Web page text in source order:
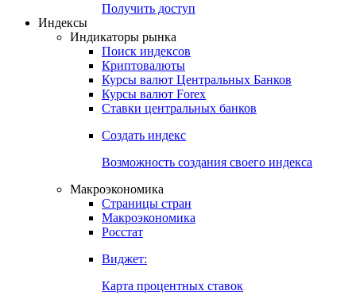
Получить доступ
Индексы
Индикаторы рынка
Поиск индексов
Криптовалюты
Курсы валют Центральных Банков
Курсы валют Forex
Ставки центральных банков
Создать индекс
Возможность создания своего индекса
Макроэкономика
Страницы стран
Макроэкономика
Росстат
Виджет:
Карта процентных ставок